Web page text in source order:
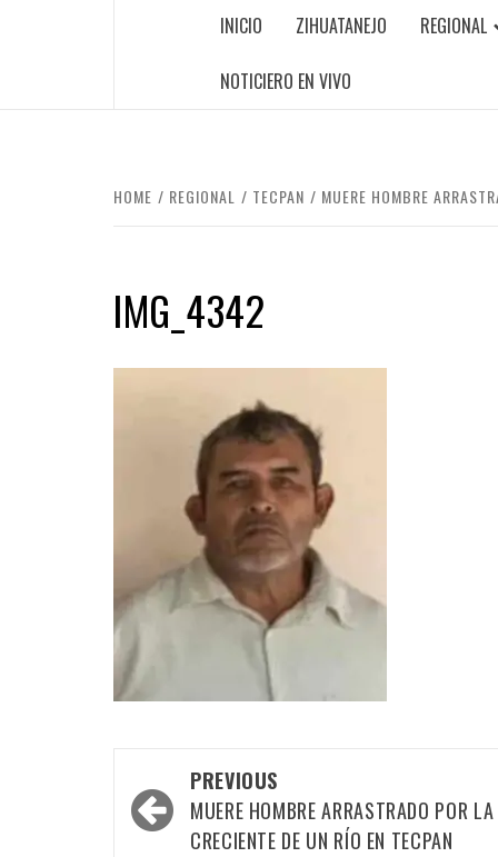
INICIO ZIHUATANEJO REGIONAL
NOTICIERO EN VIVO
HOME REGIONAL TECPAN MUERE HOMBRE
IMG_4342
Post
navigation
PREVIOUS
MUERE HOMBRE ARRASTRADO POR LA
CRECIENTE DE UN RÍO EN TECPAN